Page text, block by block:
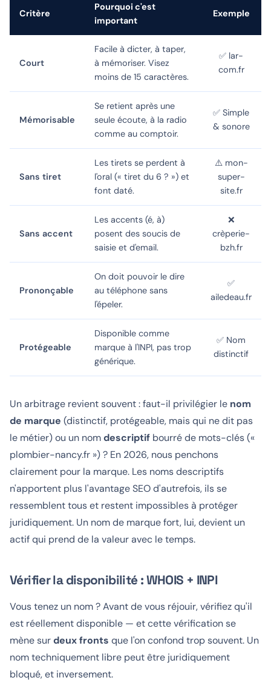
Critère
Pourquoi c'est
important
Exemple
Court
Facile à dicter, à taper,
à mémoriser. Visez
moins de 15 caractères.
✅ lar-
com.fr
Mémorisable
Se retient après une
seule écoute, à la radio
comme au comptoir.
✅ Simple
& sonore
Sans tiret
Les tirets se perdent à
l'oral (« tiret du 6 ? ») et
font daté.
⚠️ mon-
super-
site.fr
Sans accent
Les accents (é, à)
posent des soucis de
saisie et d'email.
❌
crèperie-
bzh.fr
Prononçable
On doit pouvoir le dire
au téléphone sans
l'épeler.
✅
ailedeau.fr
Protégeable
Disponible comme
marque à l'INPI, pas trop
générique.
✅ Nom
distinctif
Un arbitrage revient souvent : faut-il privilégier le nom
de marque (distinctif, protégeable, mais qui ne dit pas
le métier) ou un nomdescriptif bourré de mots-clés («
plombier-nancy.fr ») ? En 2026, nous penchons
clairement pour la marque. Les noms descriptifs
n'apportent plus l'avantage SEO d'autrefois, ils se
ressemblent tous et restent impossibles à protéger
juridiquement. Un nom de marque fort, lui, devient un
actif qui prend de la valeur avec le temps.
Vérifier la disponibilité : WHOIS + INPI
Vous tenez un nom ? Avant de vous réjouir, vérifiez qu'il
est réellement disponible — et cette vérification se
mène surdeux fronts que l'on confond trop souvent. Un
nom techniquement libre peut être juridiquement
bloqué, et inversement.